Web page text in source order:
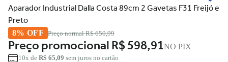
Aparador Industrial Dalla Costa 89cm 2 Gavetas F31 Freijó e
Preto
8% OFF Preço normalR$ 650,99
Preço promocionalR$ 598,91NO PIX
10x de R$ 65,09 sem juros no cartão